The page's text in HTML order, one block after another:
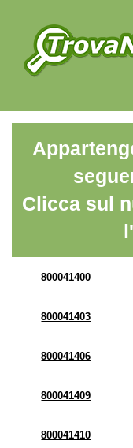
Clicca sul
800041400
800041403
800041406
800041409
800041410